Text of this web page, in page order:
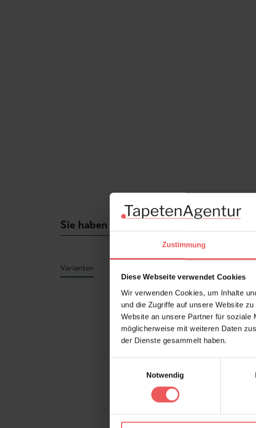
Zustimmung
Diese Webseite verwendet Cookies
Wir verwenden Cookies, um Inhalte
und die Zugriffe auf unsere Website
Website an unsere Partner für soziale
möglicherweise mit weiteren Daten
der Dienste gesammelt haben.
Notwendig
Sie haben Fragen zum Produkt?
Varianten
Produktgalerie überspringen